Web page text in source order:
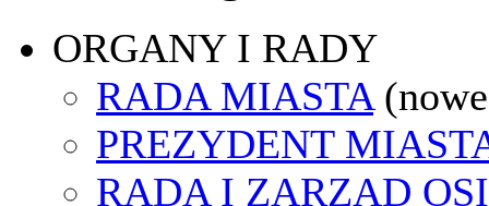
ORGANY I RADY
RADA MIASTA
PREZYDENT
RADA I ZARZĄD